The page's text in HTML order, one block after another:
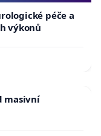
péče a
výkonů
masivní